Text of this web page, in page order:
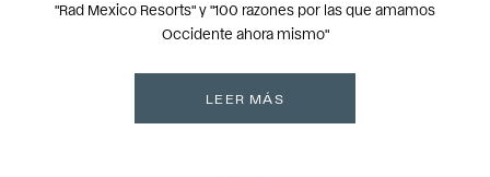
"Rad Mexico Resorts" y "100 razones por las que amamos
Occidente ahora mismo"
LEER MÁS